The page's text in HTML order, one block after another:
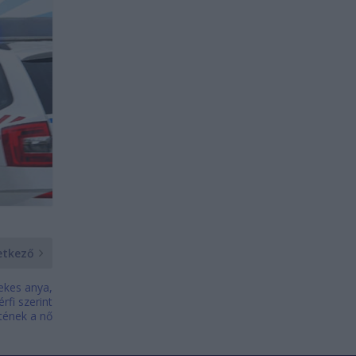
anya,
szerint
a nő